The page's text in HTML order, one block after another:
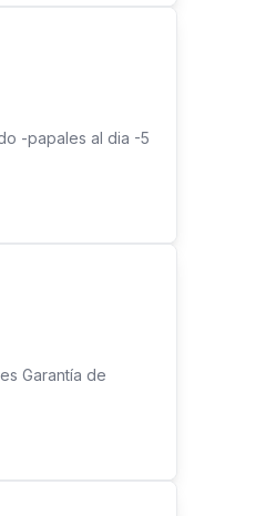
-papales al dia -5
Garantía de